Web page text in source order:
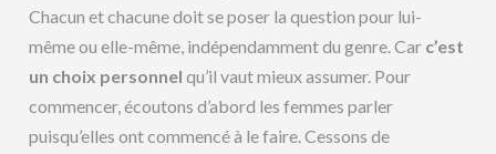
Chacun et chacune doit se poser la question pour lui-
même ou elle-même, indépendamment du genre. Car c’est
un choix personnel qu’il vaut mieux assumer. Pour
commencer, écoutons d’abord les femmes parler
puisqu’elles ont commencé à le faire. Cessons de